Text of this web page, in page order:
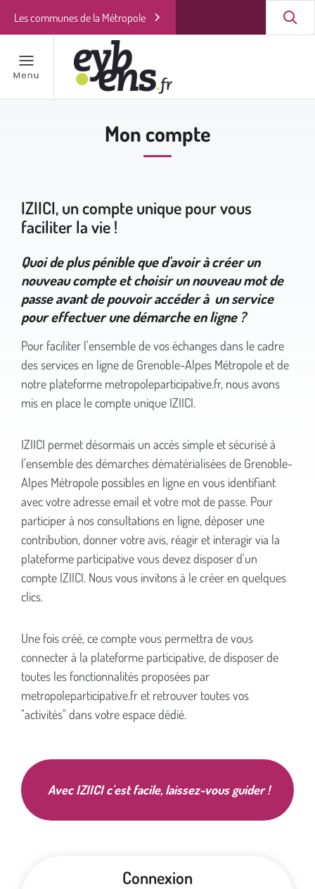
Les communes de la Métropole
Mon compte
IZIICI, un compte unique pour vous
faciliter la vie !
Quoi de plus pénible que d'avoir à créer un
nouveau compte et choisir un nouveau mot de
passe avant de pouvoir accéder à un service
pour effectuer une démarche en ligne ?
Pour faciliter l'ensemble de vos échanges dans le cadre
des services en ligne de Grenoble-Alpes Métropole et de
notre plateforme metropoleparticipative.fr, nous avons
mis en place le compte unique IZIICI.
IZIICI permet désormais un accès simple et sécurisé à
l'ensemble des démarches dématérialisées de Grenoble-
Alpes Métropole possibles en ligne en vous identifiant
avec votre adresse email et votre mot de passe. Pour
participer à nos consultations en ligne, déposer une
contribution, donner votre avis, réagir et interagir via la
plateforme participative vous devez disposer d'un
compte IZIICI. Nous vous invitons à le créer en quelques
clics.
Une fois créé, ce compte vous permettra de vous
connecter à la plateforme participative, de disposer de
toutes les fonctionnalités proposées par
metropoleparticipative.fr et retrouver toutes vos
"activités" dans votre espace dédié.
Avec IZIICI c'est facile, laissez-vous guider !
Connexion